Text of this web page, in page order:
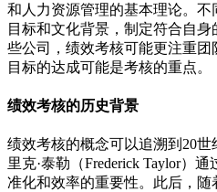
和人力资源管理的基本理论。
目标和文化背景，制定符合自
些公司，绩效考核可能更注重团
目标的达成可能是考核的重点。
绩效考核的历史背景
绩效考核的概念可以追溯到20
里克·泰勒（Frederick Taylor）
准化和效率的重要性。此后，